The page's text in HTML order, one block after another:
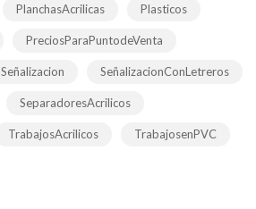
PlanchasAcrilicas Plasticos
PreciosParaPuntodeVenta
Señalizacion SeñalizacionConLetreros
SeparadoresAcrilicos
TrabajosAcrilicos TrabajosenPVC